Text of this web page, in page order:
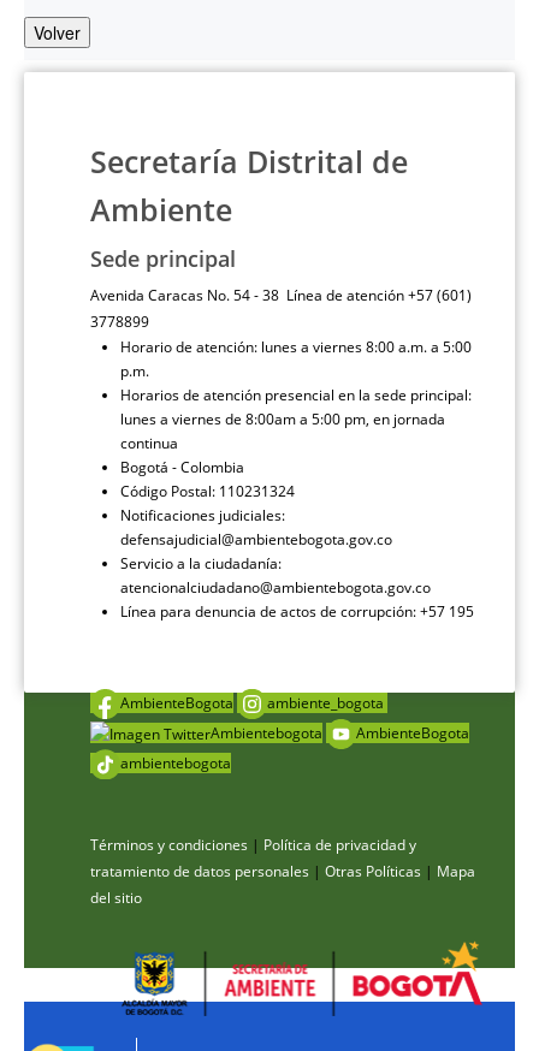
Volver
Secretaría Distrital de
Ambiente
Sede principal
Avenida Caracas No. 54 - 38 Línea de atención +57 (601)
3778899
Horario de atención: lunes a viernes 8:00 a.m. a 5:00
p.m.
Horarios de atención presencial en la sede principal:
lunes a viernes de 8:00am a 5:00 pm, en jornada
continua
Bogotá - Colombia
Código Postal: 110231324
Notificaciones judiciales:
defensajudicial@ambientebogota.gov.co
Servicio a la ciudadanía:
atencionalciudadano@ambientebogota.gov.co
Línea para denuncia de actos de corrupción: +57 195
AmbienteBogota
ambiente_bogota
Ambientebogota
AmbienteBogota
ambientebogota
Términos y condiciones | Política de privacidad y
tratamiento de datos personales | Otras Políticas | Mapa
del sitio